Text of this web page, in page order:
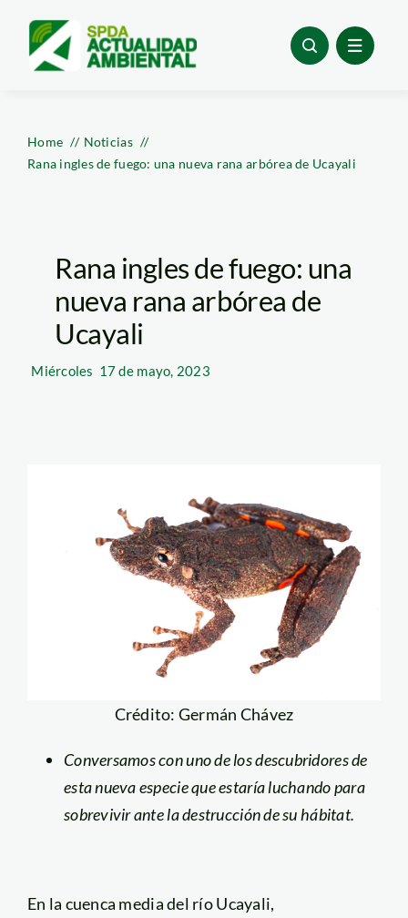
content
Home
Noticias
Rana ingles de fuego: una nueva rana arbórea de Ucayali
Rana ingles de fuego: una
nueva rana arbórea de
Ucayali
Miércoles 17 de mayo, 2023
Crédito: Germán Chávez
Conversamos con uno de los descubridores de
esta nueva especie que estaría luchando para
sobrevivir ante la destrucción de su hábitat.
En la cuenca media del río Ucayali,